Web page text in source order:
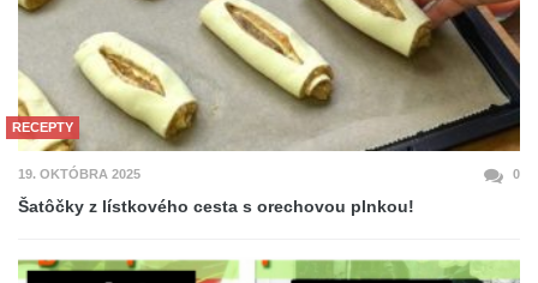
RECEPTY
19. OKTÓBRA 2025 0
Šatôčky z lístkového cesta s orechovou plnkou!